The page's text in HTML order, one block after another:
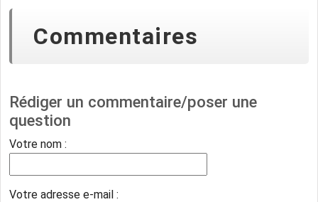
Commentaires
Rédiger un commentaire/poser une
question
Votre nom :
Votre adresse e-mail :